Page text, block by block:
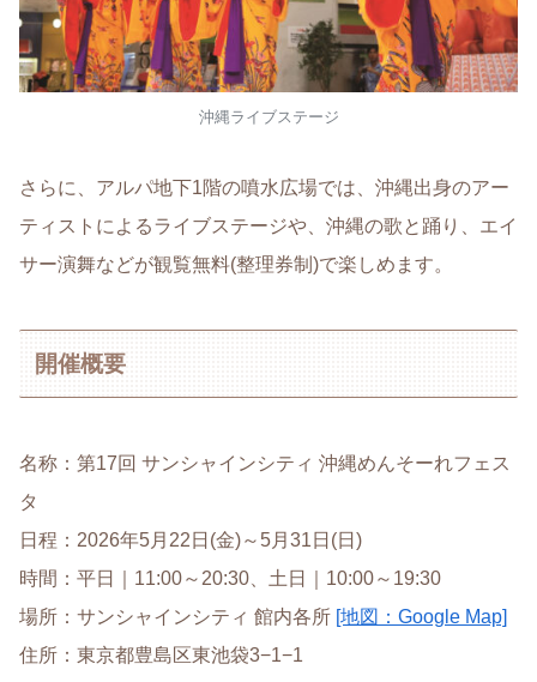
沖縄ライブステージ
さらに、アルパ地下1階の噴水広場では、沖縄出身のアー
ティストによるライブステージや、沖縄の歌と踊り、エイ
サー演舞などが観覧無料(整理券制)で楽しめます。
開催概要
名称：第17回 サンシャインシティ 沖縄めんそーれフェス
タ
日程：2026年5月22日(金)～5月31日(日)
時間：平日｜11:00～20:30、土日｜10:00～19:30
場所：サンシャインシティ 館内各所 [地図：Google Map]
住所：東京都豊島区東池袋3−1−1